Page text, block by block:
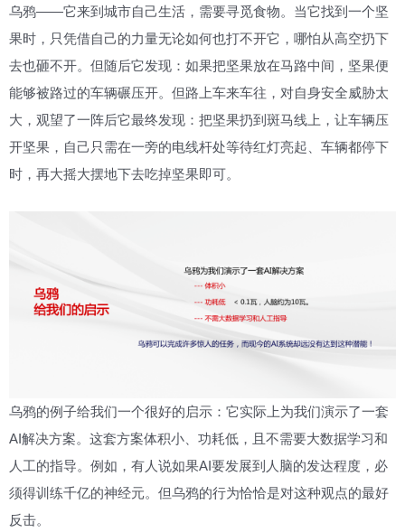
乌鸦——它来到城市自己生活，需要寻觅食物。当它找到一个坚
果时，只凭借自己的力量无论如何也打不开它，哪怕从高空扔下
去也砸不开。但随后它发现：如果把坚果放在马路中间，坚果便
能够被路过的车辆碾压开。但路上车来车往，对自身安全威胁太
大，观望了一阵后它最终发现：把坚果扔到斑马线上，让车辆压
开坚果，自己只需在一旁的电线杆处等待红灯亮起、车辆都停下
时，再大摇大摆地下去吃掉坚果即可。
乌鸦的例子给我们一个很好的启示：它实际上为我们演示了一套
AI解决方案。这套方案体积小、功耗低，且不需要大数据学习和
人工的指导。例如，有人说如果AI要发展到人脑的发达程度，必
须得训练千亿的神经元。但乌鸦的行为恰恰是对这种观点的最好
反击。